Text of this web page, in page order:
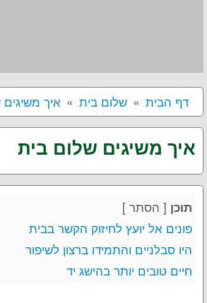
דף הבית שלום בית איך
איך משיגים שלום בית
תוכן [ הסתר ]
פונים אל יועץ לחיזוק הקשר בבית
היו סבלניים והתמידו ברצון לשיפור
חיים טובים יותר בהישג יד